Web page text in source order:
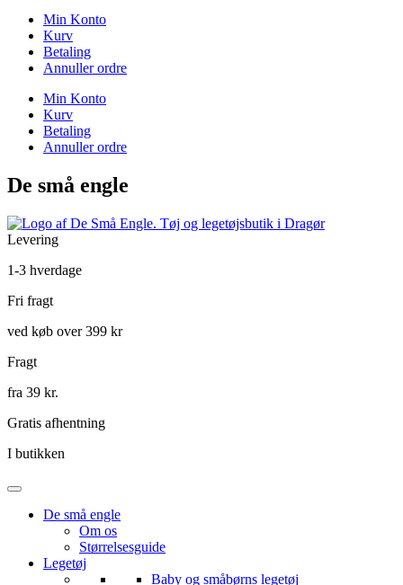
Min Konto
Kurv
Betaling
Annuller ordre
Min Konto
Kurv
Betaling
Annuller ordre
De små engle
Levering
1-3 hverdage
Fri fragt
ved køb over 399 kr
Fragt
fra 39 kr.
Gratis afhentning
I butikken
De små engle
Om os
Størrelsesguide
Legetøj
Baby og småbørns legetøj